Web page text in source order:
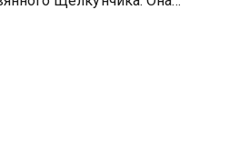
волшебное королевство,